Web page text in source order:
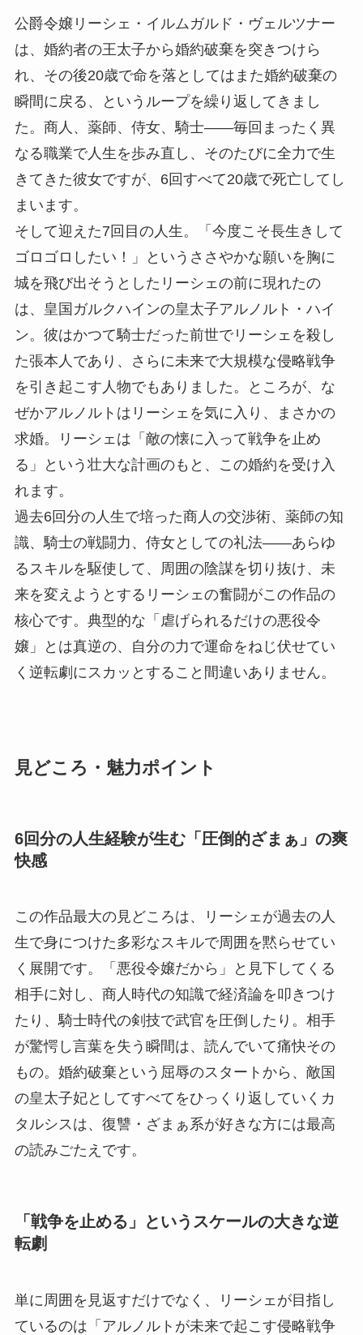
公爵令嬢リーシェ・イルムガルド・ヴェルツナー
は、婚約者の王太子から婚約破棄を突きつけら
れ、その後20歳で命を落としてはまた婚約破棄の
瞬間に戻る、というループを繰り返してきまし
た。商人、薬師、侍女、騎士――毎回まったく異
なる職業で人生を歩み直し、そのたびに全力で生
きてきた彼女ですが、6回すべて20歳で死亡してし
まいます。
そして迎えた7回目の人生。「今度こそ長生きして
ゴロゴロしたい！」というささやかな願いを胸に
城を飛び出そうとしたリーシェの前に現れたの
は、皇国ガルクハインの皇太子アルノルト・ハイ
ン。彼はかつて騎士だった前世でリーシェを殺し
た張本人であり、さらに未来で大規模な侵略戦争
を引き起こす人物でもありました。ところが、な
ぜかアルノルトはリーシェを気に入り、まさかの
求婚。リーシェは「敵の懐に入って戦争を止め
る」という壮大な計画のもと、この婚約を受け入
れます。
過去6回分の人生で培った商人の交渉術、薬師の知
識、騎士の戦闘力、侍女としての礼法――あらゆ
るスキルを駆使して、周囲の陰謀を切り抜け、未
来を変えようとするリーシェの奮闘がこの作品の
核心です。典型的な「虐げられるだけの悪役令
嬢」とは真逆の、自分の力で運命をねじ伏せてい
く逆転劇にスカッとすること間違いありません。
見どころ・魅力ポイント
6回分の人生経験が生む「圧倒的ざまぁ」の爽
快感
この作品最大の見どころは、リーシェが過去の人
生で身につけた多彩なスキルで周囲を黙らせてい
く展開です。「悪役令嬢だから」と見下してくる
相手に対し、商人時代の知識で経済論を叩きつけ
たり、騎士時代の剣技で武官を圧倒したり。相手
が驚愕し言葉を失う瞬間は、読んでいて痛快その
もの。婚約破棄という屈辱のスタートから、敵国
の皇太子妃としてすべてをひっくり返していくカ
タルシスは、復讐・ざまぁ系が好きな方には最高
の読みごたえです。
「戦争を止める」というスケールの大きな逆
転劇
単に周囲を見返すだけでなく、リーシェが目指し
ているのは「アルノルトが未来で起こす侵略戦争